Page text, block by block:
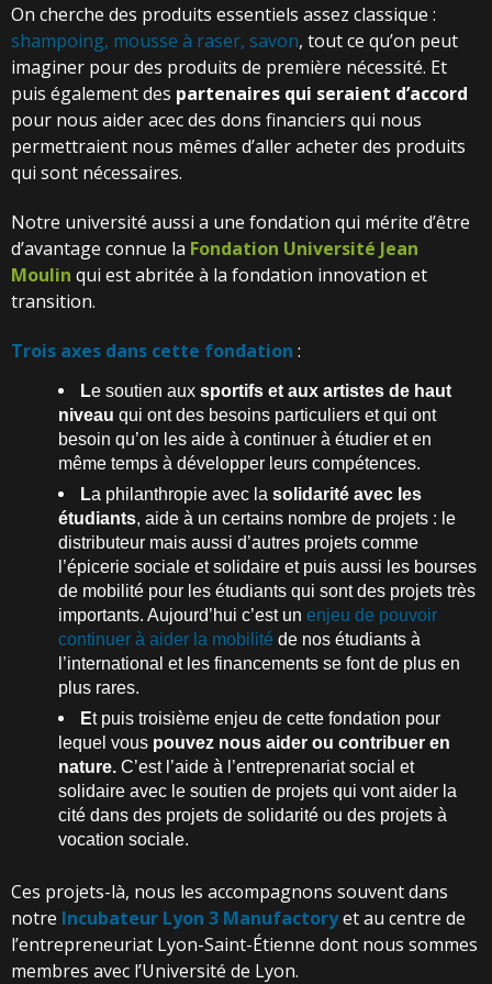
On cherche des produits essentiels assez classique :
shampoing, mousse à raser, savon, tout ce qu’on peut
imaginer pour des produits de première nécessité. Et
puis également des partenaires qui seraient d’accord
pour nous aider acec des dons financiers qui nous
permettraient nous mêmes d’aller acheter des produits
qui sont nécessaires.
Notre université aussi a une fondation qui mérite d’être
d’avantage connue la Fondation Université Jean
Moulin qui est abritée à la fondation innovation et
transition.
Trois axes dans cette fondation :
Le soutien aux sportifs et aux artistes de haut
niveau qui ont des besoins particuliers et qui ont
besoin qu’on les aide à continuer à étudier et en
même temps à développer leurs compétences.
La philanthropie avec la solidarité avec les
étudiants, aide à un certains nombre de projets : le
distributeur mais aussi d’autres projets comme
l’épicerie sociale et solidaire et puis aussi les bourses
de mobilité pour les étudiants qui sont des projets très
importants. Aujourd’hui c’est un enjeu de pouvoir
continuer à aider la mobilité de nos étudiants à
l’international et les financements se font de plus en
plus rares.
Et puis troisième enjeu de cette fondation pour
lequel vous pouvez nous aider ou contribuer en
nature. C’est l’aide à l’entreprenariat social et
solidaire avec le soutien de projets qui vont aider la
cité dans des projets de solidarité ou des projets à
vocation sociale.
Ces projets-là, nous les accompagnons souvent dans
notre Incubateur Lyon 3 Manufactoryet au centre de
l’entrepreneuriat Lyon-Saint-Étienne dont nous sommes
membres avec l’Université de Lyon.